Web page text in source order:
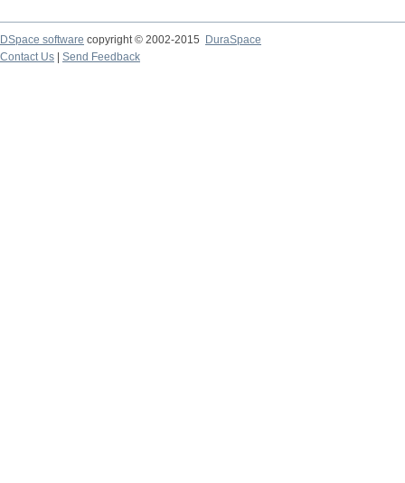
DSpace software copyright © 2002-2015
DuraSpace
Contact Us
Send Feedback